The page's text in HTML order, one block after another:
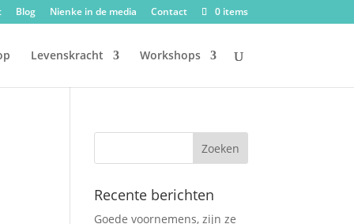
Blog Nienke in de media Contact 0 items
Levenskracht Workshops
Recente berichten
Goede voornemens, zijn ze